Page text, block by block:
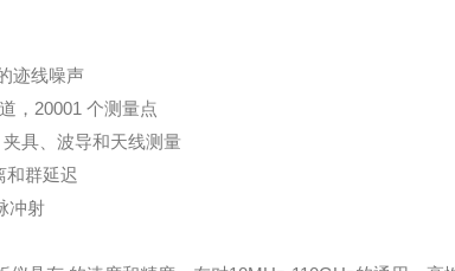
迹线噪声
20001 个测量点
具、波导和天线测量
群延迟
冲射